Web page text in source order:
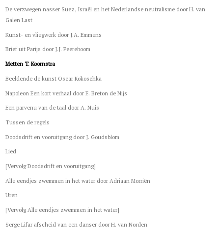
De verzwegen nasser Suez, Israël en het Nederlandse neutralisme door H. van
Galen Last
Kunst- en vliegwerk door J.A. Emmens
Brief uit Parijs door J.J. Peereboom
Metten T. Koornstra
Beeldende de kunst Oscar Kokoschka
Napoleon Een kort verhaal door E. Breton de Nijs
Een parvenu van de taal door A. Nuis
Tussen de regels
Doodsdrift en vooruitgang door J. Goudsblom
Lied
[Vervolg Doodsdrift en vooruitgang]
Alle eendjes zwemmen in het water door Adriaan Morriën
Uren
[Vervolg Alle eendjes zwemmen in het water]
Serge Lifar afscheid van een danser door H. van Norden